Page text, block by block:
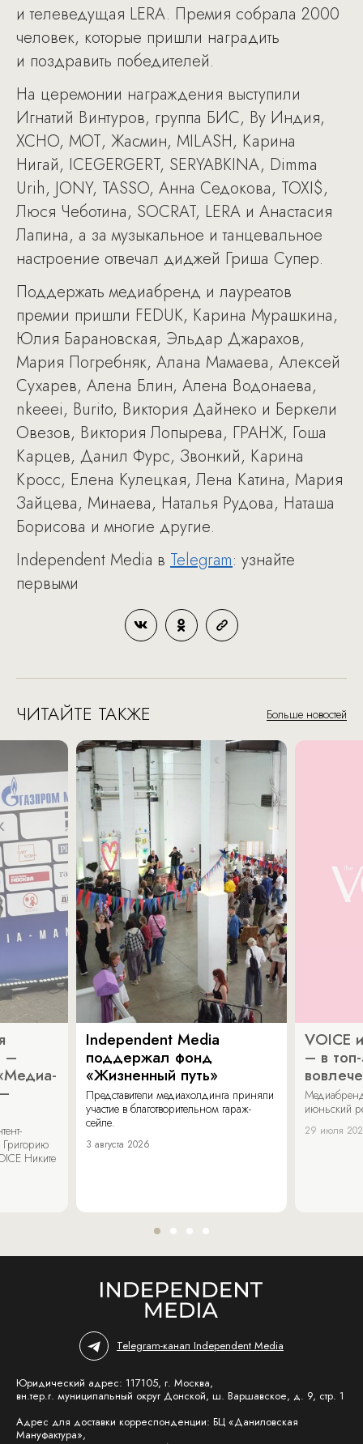
и телеведущая LERA. Премия собрала 2000
человек, которые пришли наградить
и поздравить победителей.
На церемонии награждения выступили
Игнатий Винтуров, группа БИС, By Индия,
XCHO, МОТ, Жасмин, MILASH, Карина
Нигай, ICEGERGERT, SERYABKINA, Dimma
Urih, JONY, TASSO, Анна Седокова, TOXI$,
Люся Чеботина, SOCRAT, LERA и Анастасия
Лапина, а за музыкальное и танцевальное
настроение отвечал диджей Гриша Супер.
Поддержать медиабренд и лауреатов
премии пришли FEDUK, Карина Мурашкина,
Юлия Барановская, Эльдар Джарахов,
Мария Погребняк, Алана Мамаева, Алексей
Сухарев, Алена Блин, Алена Водонаева,
nkeeei, Burito, Виктория Дайнеко и Беркели
Овезов, Виктория Лопырева, ГРАНЖ, Гоша
Карцев, Данил Фурс, Звонкий, Карина
Кросс, Елена Кулецкая, Лена Катина, Мария
Зайцева, Минаева, Наталья Рудова, Наташа
Борисова и многие другие.
Independent Media в Telegram: узнайте
первыми
ЧИТАЙТЕ ТАКЖЕ Больше новостей
–
Никите
Independent Media
поддержал фонд
«Жизненный путь»
Представители медиахолдинга приняли
участие в благотворительном гараж-
сейле.
3 августа 2026
VOICE
– в
июньский
29 июля
Telegram-канал Independent Media
Юридический адрес: 117105, г. Москва,
вн.тер.г. муниципальный округ Донской, ш. Варшавское, д. 9, стр. 1
Адрес для доставки корреспонденции: БЦ «Даниловская
Мануфактура»,